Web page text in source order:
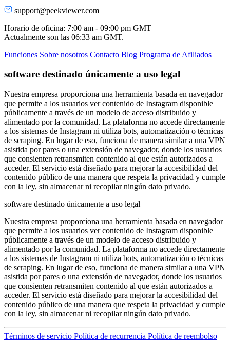
support@peekviewer.com
Horario de oficina: 7:00 am - 09:00 pm GMT
Actualmente son las 06:33 am GMT.
Funciones Sobre nosotros Contacto Blog Programa de Afiliados
software destinado únicamente a uso legal
Nuestra empresa proporciona una herramienta basada en navegador
que permite a los usuarios ver contenido de Instagram disponible
públicamente a través de un modelo de acceso distribuido y
alimentado por la comunidad. La plataforma no accede directamente
a los sistemas de Instagram ni utiliza bots, automatización o técnicas
de scraping. En lugar de eso, funciona de manera similar a una VPN
asistida por pares o una extensión de navegador, donde los usuarios
que consienten retransmiten contenido al que están autorizados a
acceder. El servicio está diseñado para mejorar la accesibilidad del
contenido público de una manera que respeta la privacidad y cumple
con la ley, sin almacenar ni recopilar ningún dato privado.
software destinado únicamente a uso legal
Nuestra empresa proporciona una herramienta basada en navegador
que permite a los usuarios ver contenido de Instagram disponible
públicamente a través de un modelo de acceso distribuido y
alimentado por la comunidad. La plataforma no accede directamente
a los sistemas de Instagram ni utiliza bots, automatización o técnicas
de scraping. En lugar de eso, funciona de manera similar a una VPN
asistida por pares o una extensión de navegador, donde los usuarios
que consienten retransmiten contenido al que están autorizados a
acceder. El servicio está diseñado para mejorar la accesibilidad del
contenido público de una manera que respeta la privacidad y cumple
con la ley, sin almacenar ni recopilar ningún dato privado.
Términos de servicio Política de recurrencia Política de reembolso